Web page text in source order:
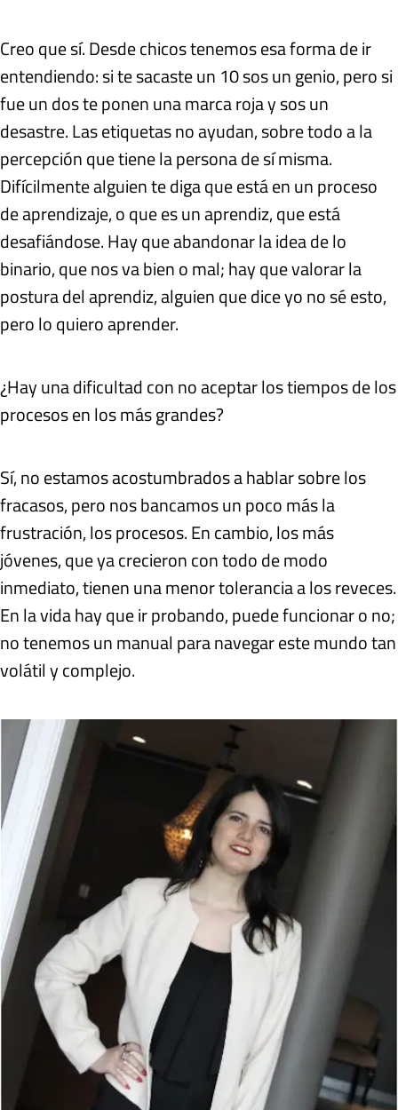
Creo que sí. Desde chicos tenemos esa forma de ir
entendiendo: si te sacaste un 10 sos un genio, pero si
fue un dos te ponen una marca roja y sos un
desastre. Las etiquetas no ayudan, sobre todo a la
percepción que tiene la persona de sí misma.
Difícilmente alguien te diga que está en un proceso
de aprendizaje, o que es un aprendiz, que está
desafiándose. Hay que abandonar la idea de lo
binario, que nos va bien o mal; hay que valorar la
postura del aprendiz, alguien que dice yo no sé esto,
pero lo quiero aprender.
¿Hay una dificultad con no aceptar los tiempos de los
procesos en los más grandes?
Sí, no estamos acostumbrados a hablar sobre los
fracasos, pero nos bancamos un poco más la
frustración, los procesos. En cambio, los más
jóvenes, que ya crecieron con todo de modo
inmediato, tienen una menor tolerancia a los reveces.
En la vida hay que ir probando, puede funcionar o no;
no tenemos un manual para navegar este mundo tan
volátil y complejo.